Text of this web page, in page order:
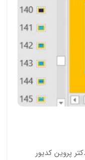
پروین کدیور